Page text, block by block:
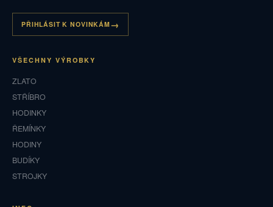
PŘIHLÁSIT K NOVINKÁM
VŠECHNY VÝROBKY
ZLATO
STŘÍBRO
HODINKY
ŘEMÍNKY
HODINY
BUDÍKY
STROJKY